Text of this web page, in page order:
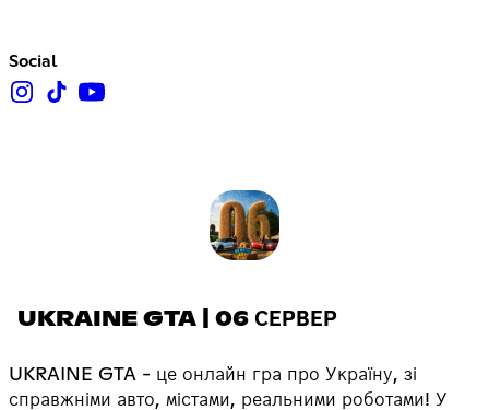
Social
UKRAINE GTA | 06 СЕРВЕР
UKRAINE GTA - це онлайн гра про Україну, зі
справжніми авто, містами, реальними роботами! У